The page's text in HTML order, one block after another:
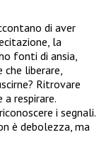
di aver
la
fonti di ansia,
che liberare,
Ritrovare
respirare.
i segnali.
è debolezza, ma